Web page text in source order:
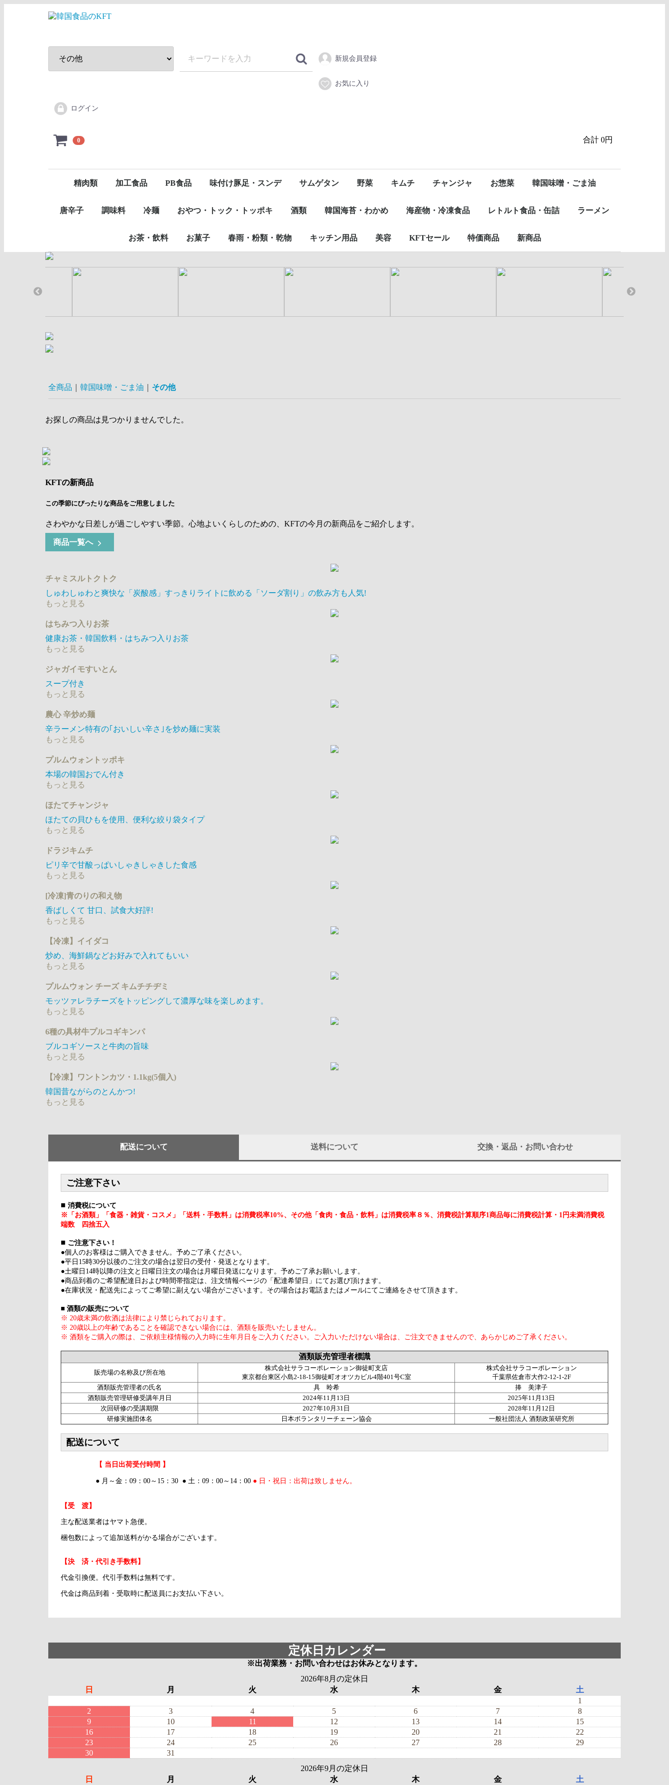
新規会員登録
お気に入り
ログイン
0 合計 0円
精肉類
牛肉
豚肉
鶏肉
加工食品 PB食品
味付けお肉
健効！シリーズ
ワンヌニシリーズ
味付け豚足・スンデ
味付け豚足
スンデ
サムゲタン 野菜
野菜・果物
その他
キムチ
日本産匠のキムチ
純農園 玉キムチ
韓国農協
宗家キムチ
フルーツキムチ
チャンジャ お惣菜
匠のおかず
ナムル
その他
韓国味噌・ごま油
コチュジャン
デンジャン
サムジャン
ごま油・醤油
その他
唐辛子 調味料
焼肉のたれ
水飴・エキス
タレ・ソース・素
ダシダ・粉末
冷麺
冷麺＆スープ
その他
おやつ・トック・トッポキ
トッポキ
トック
チヂミ
その他
伝統手作りお餅
酒類
マッコリ 大韓民国
焼酎
その他
韓国海苔・わかめ
弁当用
全形
わかめ・その他
その他
海産物・冷凍食品
海産物
餃子 なでしこポーク
おでん
デザート
その他
レトルト食品・缶詰
スープ類
缶詰
その他
ラーメン
お茶・飲料 お菓子 春雨・粉類・乾物 キッチン用品 美容 KFTセール 特価商品 新商品
全商品 韓国味噌・ごま油 その他
お探しの商品は見つかりませんでした。
KFTの新商品
この季節にぴったりな商品をご用意しました
さわやかな日差しが過ごしやすい季節。心地よいくらしのための、KFTの今月の新商品をご紹介します。
商品一覧へ
チャミスルトクトク
しゅわしゅわと爽快な「炭酸感」すっきりライトに飲める「ソーダ割り」の飲み方も人気!
もっと見る
はちみつ入りお茶
健康お茶・韓国飲料・はちみつ入りお茶
もっと見る
ジャガイモすいとん
スープ付き
もっと見る
農心 辛炒め麺
辛ラーメン特有の｢おいしい辛さ｣を炒め麺に実装
もっと見る
プルムウォントッポキ
本場の韓国おでん付き
もっと見る
ほたてチャンジャ
ほたての貝ひもを使用、便利な絞り袋タイプ
もっと見る
ドラジキムチ
ピリ辛で甘酸っぱいしゃきしゃきした食感
もっと見る
[冷凍]青のりの和え物
香ばしくて 甘口​、試食大好評!
もっと見る
【冷凍】イイダコ
炒め、海鮮鍋などお好みで入れてもいい
もっと見る
プルムウォン チーズ キムチチヂミ
モッツァレラチーズをトッピングして濃厚な味を楽しめます。
もっと見る
6種の具材牛プルコギキンパ
ブルコギソースと牛肉の旨味
もっと見る
【冷凍】ワントンカツ・1.1kg(5個入)
韓国昔ながらのとんかつ!
もっと見る
配送について 送料について 交換・返品・お問い合わせ
ご注意下さい
■ 消費税について
※「お酒類」「食器・雑貨・コスメ」「送料・手数料」は消費税率10%、その他「食肉・食品・飲料」は消費税率８％、消費税計算順序1商品毎に消費税計算・1円未満消費税
端数 四捨五入
■ ご注意下さい！
●個人のお客様はご購入できません。予めご了承ください。
●平日15時30分以後のご注文の場合は翌日の受付・発送となります。
●土曜日14時以降の注文と日曜日注文の場合は月曜日発送になります。予めご了承お願いします。
●商品到着のご希望配達日および時間帯指定は、注文情報ページの「配達希望日」にてお選び頂けます。
●在庫状況・配送先によってご希望に副えない場合がございます。その場合はお電話またはメールにてご連絡をさせて頂きます。
■ 酒類の販売について
※ 20歳未満の飲酒は法律により禁じられております。
※ 20歳以上の年齢であることを確認できない場合には、酒類を販売いたしません。
※ 酒類をご購入の際は、ご依頼主様情報の入力時に生年月日をご入力ください。ご入力いただけない場合は、ご注文できませんので、あらかじめご了承ください。
酒類販売管理者標識
販売場の名称及び所在地
株式会社サラコーポレーション御徒町支店
東京都台東区小島2-18-15御徒町オオツカビル4階401号C室
株式会社サラコーポレーション
千葉県佐倉市大作2-12-1-2F
酒類販売管理者の氏名
具 昤希
捧 美津子
酒類販売管理研修受講年月日
2024年11月13日
2025年11月13日
次回研修の受講期限
2027年10月31日
2028年11月12日
研修実施団体名
日本ボランタリーチェーン協会 一般社団法人 酒類政策研究所
配送について
【 当日出荷受付時間 】
● 月～金：09：00～15：30 ● 土：09：00～14：00 ● 日・祝日：出荷は致しません。
【受 渡】
主な配送業者はヤマト急便。
梱包数によって追加送料がかる場合がございます。
【決 済・代引き手数料】
代金引換便。代引手数料は無料です。
代金は商品到着・受取時に配送員にお支払い下さい。
定休日カレンダー
※出荷業務・お問い合わせはお休みとなります。
2026年8月の定休日
日
月 火 水 木 金
土
1
2
3 4 5 6 7
8
9
10 11 12 13 14
15
16
17 18 19 20 21
22
23
24 25 26 27 28
29
30
31
2026年9月の定休日
日
月 火 水 木 金 土